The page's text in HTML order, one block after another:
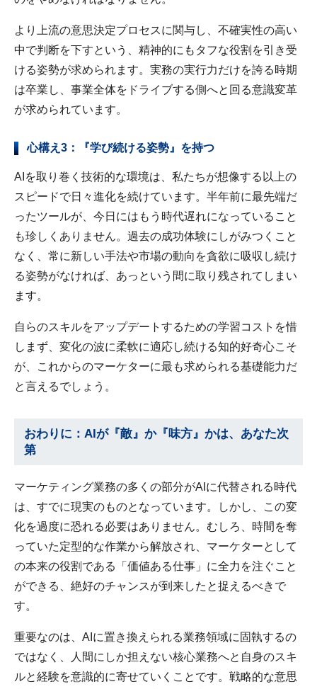
より上流の意思決定プロセスに関与し、不確実性の高い
中で判断を下すという、精神的にもタフな役割を引き受
ける姿勢が求められます。実務の実行力だけを誇る時期
は卒業し、事業全体をドライブする側へと回る意識変革
が求められています。
心構え3：『学び続ける姿勢』を持つ
AIを取り巻く技術的な環境は、私たちが想像する以上の
スピードで日々進化を続けています。半年前に最先端だ
ったツールが、今日にはもう時代遅れになっていること
も珍しくありません。過去の成功体験にしがみつくこと
なく、常に新しい手法や市場の動向を貪欲に吸収し続け
る姿勢がなければ、あっという間に取り残されてしまい
ます。
自らのスキルをアップデートするための学習コストを惜
しまず、変化の波に柔軟に適応し続ける知的好奇心こそ
が、これからのマーケターに最も求められる基礎能力だ
と言えるでしょう。
おわりに：AIが『敵』か『味方』かは、あなた次
第
マーケティング業務の多くの部分がAIに代替される時代
は、すでに現実のものとなっています。しかし、この変
化を過度に恐れる必要はありません。むしろ、時間を奪
っていた定型的な作業から解放され、マーケターとして
の本来の役割である「価値ある仕事」に全力を注ぐこと
ができる、絶好のチャンスが到来したと捉えるべきで
す。
重要なのは、AIに置き換えられる業務領域に固執するの
ではなく、人間にしか担えない核心業務へと自身のスキ
ルと経験を意識的に寄せていくことです。戦略的な意思